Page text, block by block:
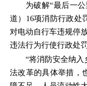
为破解“最后一
道）16项消防行政处
对电动自行车违规停
违法行为行使行政处罚
“将消防安全纳
法改革的具体举措，